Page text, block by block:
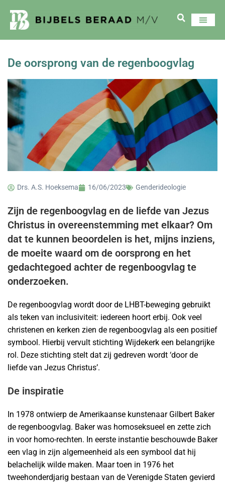
De oorsprong van de regenboogvlag
Drs. A.S. Hoeksema 16/06/2023 Genderideologie
Zijn de regenboogvlag en de liefde van Jezus
Christus in overeenstemming met elkaar? Om
dat te kunnen beoordelen is het, mijns inziens,
de moeite waard om de oorsprong en het
gedachtegoed achter de regenboogvlag te
onderzoeken.
De regenboogvlag wordt door de LHBT-beweging gebruikt
als teken van inclusiviteit: iedereen hoort erbij. Ook veel
christenen en kerken zien de regenboogvlag als een positief
symbool. Hierbij vervult stichting Wijdekerk een belangrijke
rol. Deze stichting stelt dat zij gedreven wordt ‘door de
liefde van Jezus Christus’.
De inspiratie
In 1978 ontwierp de Amerikaanse kunstenaar Gilbert Baker
de regenboogvlag. Baker was homoseksueel en zette zich
in voor homo-rechten. In eerste instantie beschouwde Baker
een vlag in zijn algemeenheid als een symbool dat hij
belachelijk wilde maken. Maar toen in 1976 het
tweehonderdjarig bestaan van de Verenigde Staten gevierd